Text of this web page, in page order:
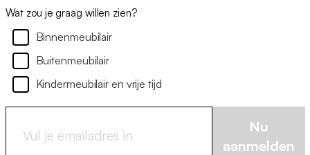
Wat zou je graag willen zien?
Binnenmeubilair
Buitenmeubilair
Kindermeubilair en vrije tijd
Nu
aanmelden